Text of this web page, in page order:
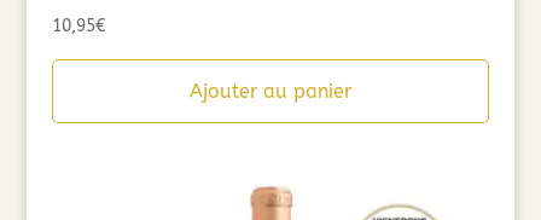
10,95€
Ajouter au panier